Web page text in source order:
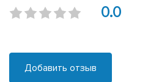
0.0
Добавить отзыв